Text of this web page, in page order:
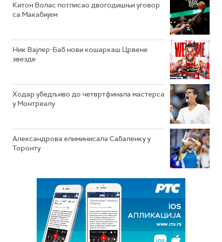
Китон Волас потписао двогодишњи уговор
са Макабијем
Ник Вајлер-Баб нови кошаркаш Црвене
звезде
Ходар убедљиво до четвртфинала мастерса
у Монтреалу
Александрова елиминисала Сабаленку у
Торонту